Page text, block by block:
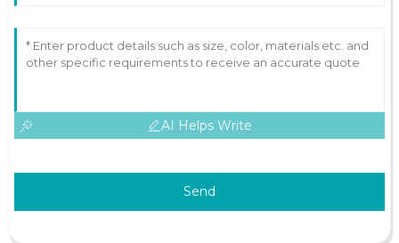
AI Helps Write
Send